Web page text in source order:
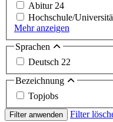
Abitur24
Hochschule/
Mehr anzeigen
Sprachen
Deutsch 22
Bezeichnung
Topjobs
Filter anwenden Filter